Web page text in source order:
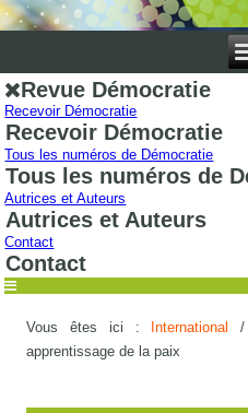
Revue Démocratie
Recevoir Démocratie
Recevoir Démocratie
Tous les numéros de Démocratie
Tous les numéros de
Autrices et Auteurs
Autrices et Auteurs
Contact
Contact
Vous êtes ici : International /
apprentissage de la paix